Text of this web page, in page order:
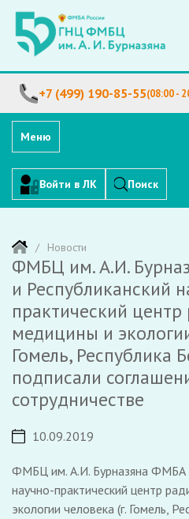
+7 (499) 190-85-55(08:00 -
Меню
Войти в ЛК Поиск
Новости
ФМБЦ им. А.И.
и Республиканский
практический
медицины и
Гомель, Республика
подписали
сотрудничестве
10.09.2019
ФМБЦ им. А.И. Бурназяна ФМБА
научно-практический центр
экологии человека (г. Гомель,